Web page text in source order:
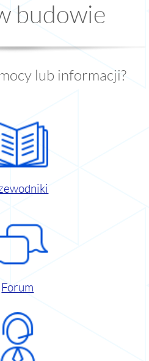
budowie
lub informacji?
Forum